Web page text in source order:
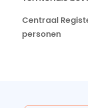
Centraal
personen